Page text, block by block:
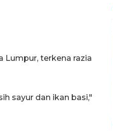
Lumpur, terkena razia
sayur dan ikan basi,"